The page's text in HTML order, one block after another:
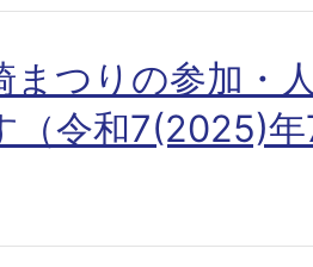
まつりの参加・
（令和7(2025)